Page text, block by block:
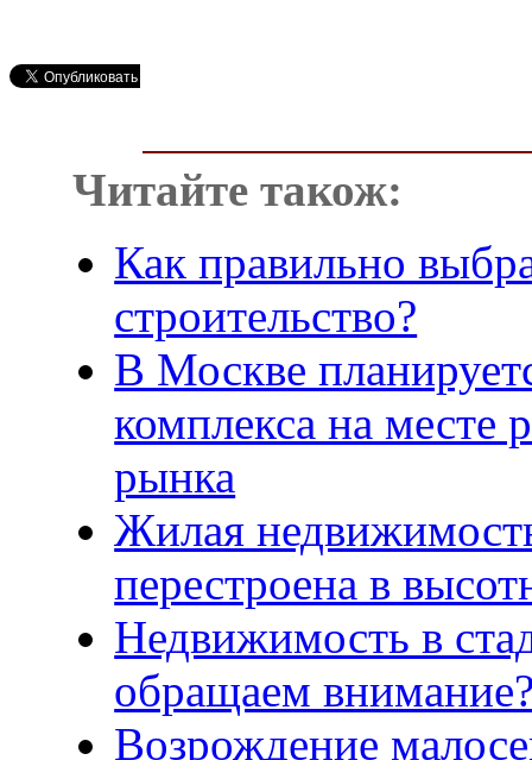
Читайте також:
Как правильно
строительство?
В Москве
комплекса на месте
рынка
Жилая
перестроена в
Недвижимость в
обращаем
Возрождение